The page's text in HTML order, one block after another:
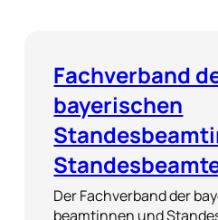
Fachverband
bayerischen
Der Fachverband der
beamtinnen und